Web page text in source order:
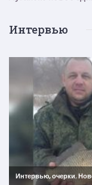
Интервью